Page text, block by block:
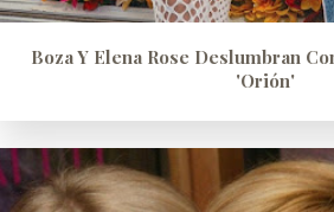
Boza Y Elena Rose Deslumbran
'Orión'